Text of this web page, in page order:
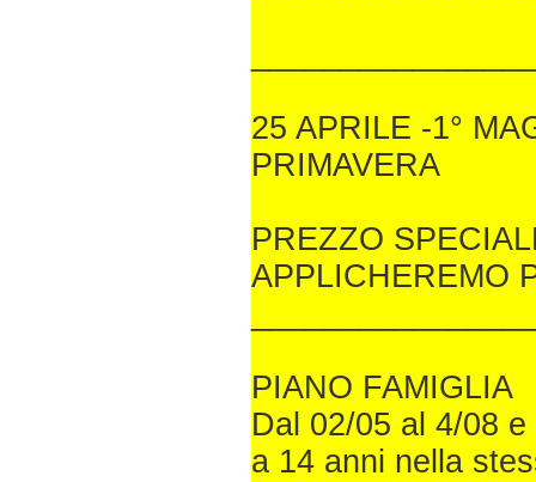
25 APRILE -1°
PRIMAVERA
PREZZO
APPLICHEREMO
PIANO FAMIGLIA
Dal 02/05 al 4/08
a 14 anni nella